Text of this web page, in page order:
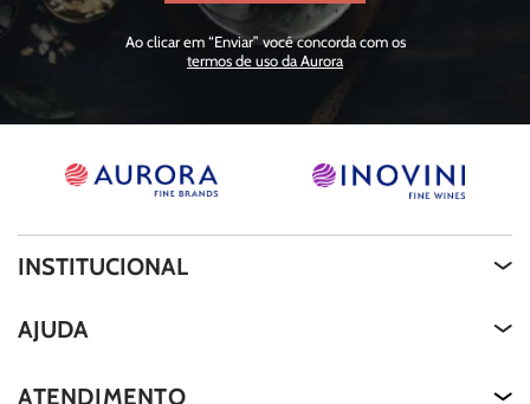
Ao clicar em “Enviar” você concorda com os
termos de uso da Aurora
INSTITUCIONAL
Quem Somos
AJUDA
Termos de Uso
ATENDIMENTO